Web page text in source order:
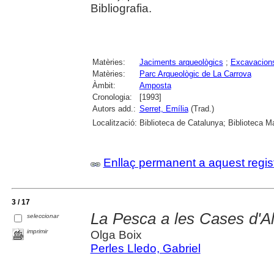
Bibliografia.
Matèries: Jaciments arqueològics ;
Matèries:
Parc Arqueològic de La Carrova
Àmbit:
Amposta
Cronologia:
[1993]
Autors add.: Serret, Emília(Trad.)
Localització: Biblioteca de Catalunya; Biblioteca
Enllaç permanent a aquest
3 / 17
seleccionar
imprimir
La Pesca a les Cases
Olga Boix
Perles Lledo, Gabriel